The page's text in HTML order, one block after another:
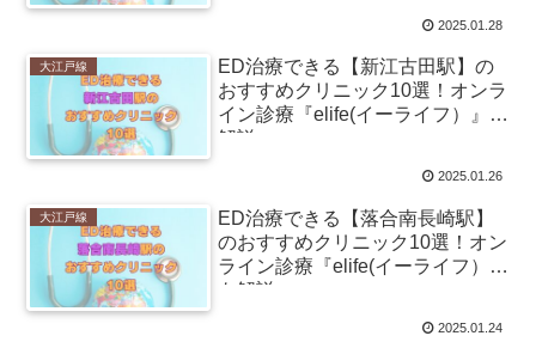
2025.01.28
大江戸線
ED治療できる【新江古田駅】の
おすすめクリニック10選！オンラ
イン診療『elife(イーライフ）』も
解説
2025.01.26
大江戸線
ED治療できる【落合南長崎駅】
のおすすめクリニック10選！オン
ライン診療『elife(イーライフ）』
も解説
2025.01.24